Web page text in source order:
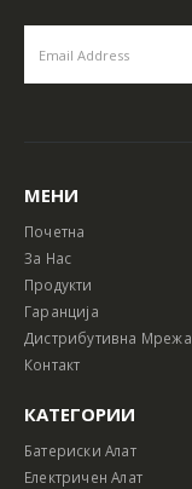
МЕНИ
Почетна
За Нас
Продукти
Гаранција
Дистрибутивна Мрежа
Контакт
КАТЕГОРИИ
Батериски Алат
Електричен Алат